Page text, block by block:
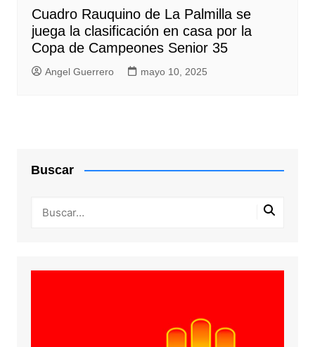
Cuadro Rauquino de La Palmilla se
juega la clasificación en casa por la
Copa de Campeones Senior 35
Angel Guerrero mayo 10, 2025
Buscar